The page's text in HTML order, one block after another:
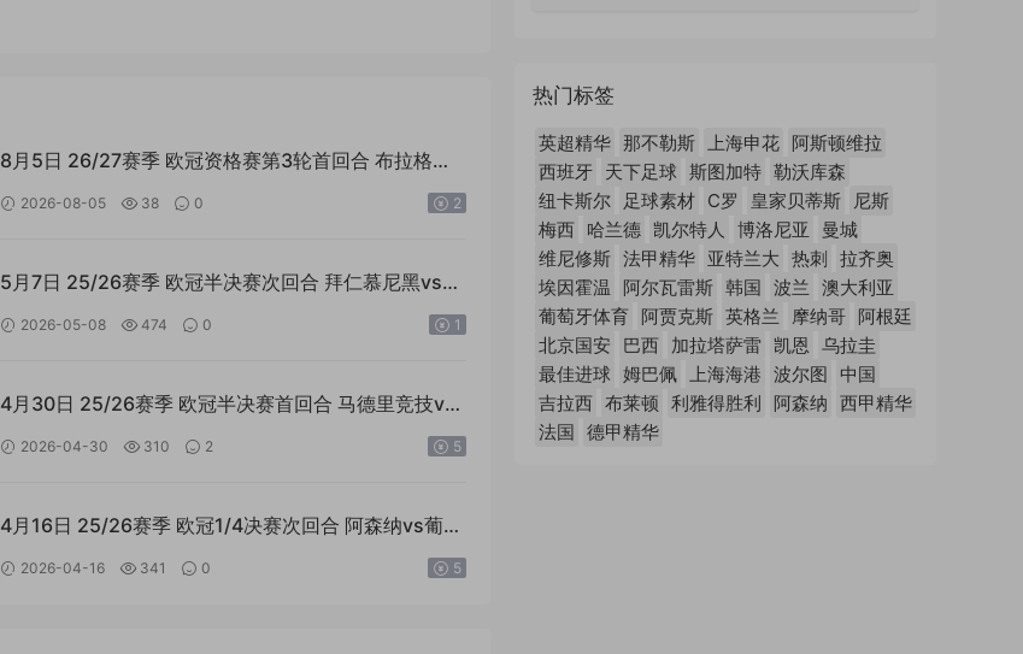
8月5日 26/27赛季 欧冠资格赛第3轮首回合 布拉格斯
巴达vs里昂 外语高清全场回放
2026-08-05 38 0 2
5月7日 25/26赛季 欧冠半决赛次回合 拜仁慕尼黑vs巴
黎圣日耳曼 4K双语高清全场回放
2026-05-08 474 0 1
4月30日 25/26赛季 欧冠半决赛首回合 马德里竞技vs
阿森纳 4K双语高清全场回放
2026-04-30 310 2 5
4月16日 25/26赛季 欧冠1/4决赛次回合 阿森纳vs葡萄
牙体育 4K双语高清全场回放
2026-04-16 341 0 5
热门标签
英超精华 那不勒斯 上海申花 阿斯顿维拉
西班牙 天下足球 斯图加特 勒沃库森
纽卡斯尔 足球素材 C罗 皇家贝蒂斯
尼斯
梅西 哈兰德 凯尔特人 博洛尼亚
曼城
维尼修斯 法甲精华 亚特兰大 热刺 拉齐奥
埃因霍温
阿尔瓦雷斯 韩国 波兰 澳大利亚
葡萄牙体育 阿贾克斯 英格兰 摩纳哥 阿根廷
北京国安
巴西 加拉塔萨雷 凯恩 乌拉圭
最佳进球 姆巴佩 上海海港 波尔图 中国
吉拉西 布莱顿 利雅得胜利 阿森纳 西甲精华
法国 德甲精华